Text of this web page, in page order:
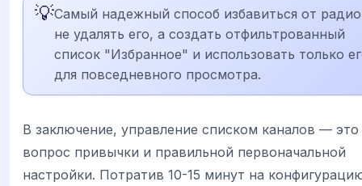
💡Самый надежный способ избавиться от
не удалять его, а создать отфильтрованный
список "Избранное" и использовать только
для повседневного просмотра.
В заключение, управление списком каналов — это
вопрос привычки и правильной первоначальной
настройки. Потратив 10-15 минут на